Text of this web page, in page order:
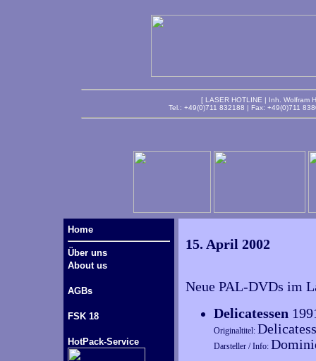
[ LASER HOTLINE | Inh. Wolfram
Tel.: +49(0)711 832188 | Fax: +49(0)711
Home
Über uns
About us
AGBs
FSK 18
HotPack-Service
15. April 2002
Neue PAL-DVDs im
Delicatessen
Originaltitel:
Darsteller / Info: